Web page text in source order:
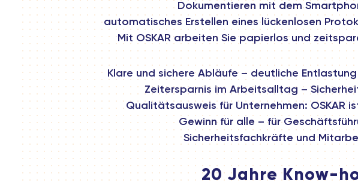
Dokumentieren mit dem
automatisches Erstellen eines lückenlosen
Mit OSKAR arbeiten Sie papierlos und
Klare und sichere Abläufe – deutliche Entlastung
Zeitersparnis im Arbeitsalltag –
Qualitätsausweis für Unternehmen: OSKAR
Gewinn für alle – für
Sicherheitsfachkräfte und
20 Jahre Know-